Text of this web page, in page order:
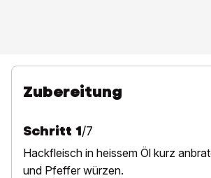
Zubereitung
Schritt 1/7
Hackfleisch in heissem Öl kurz
und Pfeffer würzen.